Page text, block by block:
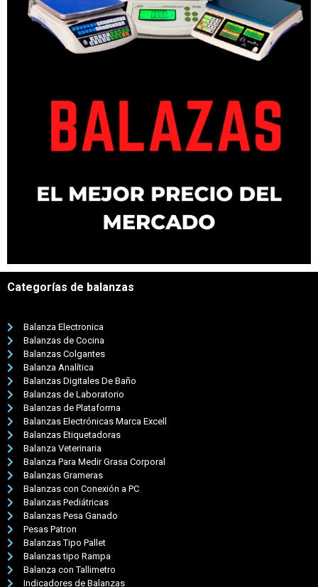
Categorías de balanzas
Balanza Electronica
Balanzas de Cocina
Balanzas Colgantes
Balanza Analítica
Balanzas Digitales De Baño
Balanzas de Laboratorio
Balanzas de Plataforma
Balanzas Electrónicas Marca Excell
Balanzas Etiquetadoras
Balanza Veterinaria
Balanza Para Medir Grasa Corporal
Balanzas Grameras
Balanzas con Conexión a PC
Balanzas Pediátricas
Balanzas Pesa Ganado
Pesas Patron
Balanzas Tipo Pallet
Balanzas tipo Rampa
Balanza con Tallimetro
Indicadores de Balanzas